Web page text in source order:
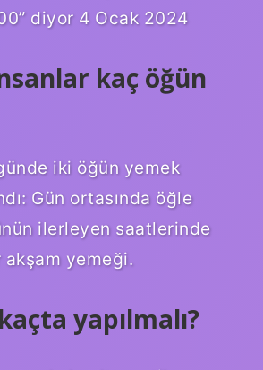
diyor 4 Ocak 2024
kaç öğün
iki öğün yemek
Gün ortasında öğle
ilerleyen saatlerinde
yemeği.
yapılmalı?